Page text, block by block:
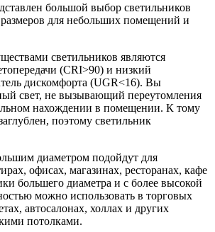
большой выбор светильников
для небольших помещений и
светильников являются
(CRI>90) и низкий
дискомфорта (UGR<16). Вы
свет, не вызывающий переутомления
нахождении в помещении. К тому
поэтому светильник
диаметром подойдут для
офисах, магазинах, ресторанах, кафе
большего диаметра и с более высокой
можно использовать в торговых
автосалонах, холлах и других
потолками.